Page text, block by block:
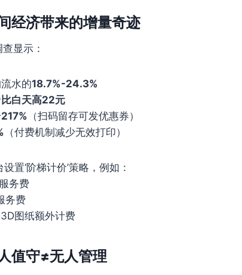
经济带来的增量奇迹
显示：
水的18.7%-24.3%
比白天高22元
217% （扫码留存可发优惠券）
（付费机制减少无效打印）
置‘阶梯计价’策略，例如：
务费
务费
图纸额外计费
值守≠无人管理